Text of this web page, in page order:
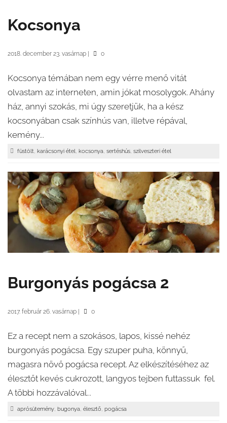
Kocsonya
2018. december 23. vasárnap 0
Kocsonya témában nem egy vérre menő vitát
olvastam az interneten, amin jókat mosolygok. Ahány
ház, annyi szokás, mi úgy szeretjük, ha a kész
kocsonyában csak színhús van, illetve répával,
kemény...
füstölt, karácsonyi étel, kocsonya, sertéshús, szilveszteri étel
Burgonyás pogácsa 2
2017. február 26. vasárnap 0
Ez a recept nem a szokásos, lapos, kissé nehéz
burgonyás pogácsa. Egy szuper puha, könnyű,
magasra növő pogácsa recept. Az elkészítéséhez az
élesztőt kevés cukrozott, langyos tejben futtassuk fel.
A többi hozzávalóval...
aprósütemény, bugonya, élesztő, pogácsa